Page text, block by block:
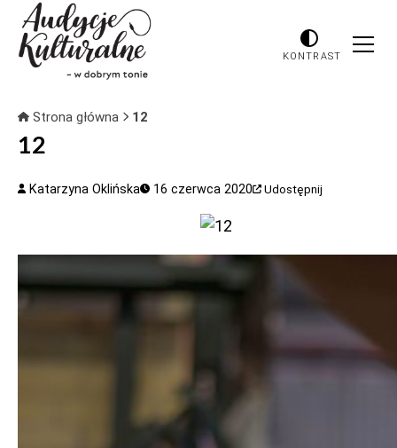
KONTRAST
Strona główna 12
12
Katarzyna Oklińska 16 czerwca 2020 Udostępnij